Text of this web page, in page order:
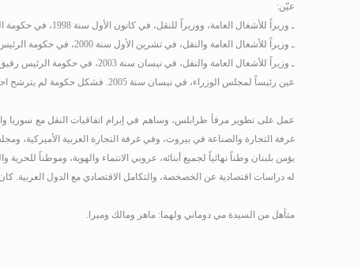
عيّن:
ـ وزيراً للأشغال العامة، ووزيراً للنقل، في كانون الأول سنة 1998، في حكومة الرئيس سليم الحص.
ـ وزيراً للأشغال العامة والنقل، في تشرين الأول سنة 2000، في حكومة الرئيس رفيق الحريري.
ـ وزيراً للأشغال العامة والنقل، في نيسان سنة 2003، في حكومة الرئيس رفيق الحريري.
عين رئيساً لمجلس الوزراء، في نيسان سنة 2005
. فشكل حكومة لم يترشح احد
عمل على تطوير مرفأ طرابلس، وساهم في إبرام اتفاقيات النقل مع سوريا
غرفة التجارة والصناعة في بيروت، وفي غرفة التجارة العربية الأميركية،
يؤمن بلبنان وطناً نهائياً لجميع أبنائه، عروبي الانتماء والهوية، وموطناً للحرية
له دراسات اقتصادية عن الخصخصة، والتكامل الاقتصادي مع الدول العربية.
متأهل من السيدة مي دوماني ولهما: ماهر ومالك وميرا.